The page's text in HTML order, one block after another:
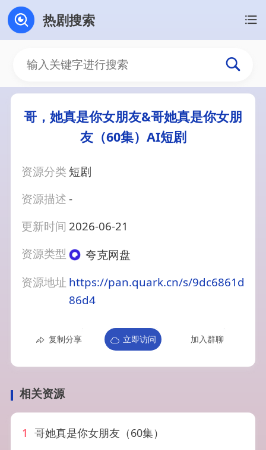
热剧搜索
哥，她真是你女朋友&哥她真是你女朋
友（60集）AI短剧
资源分类 短剧
资源描述-
更新时间 2026-06-21
资源类型
夸克网盘
资源地址 https://pan.quark.cn/s/9dc6861d
86d4
复制分享 立即访问 加入群聊
相关资源
1 哥她真是你女朋友（60集）